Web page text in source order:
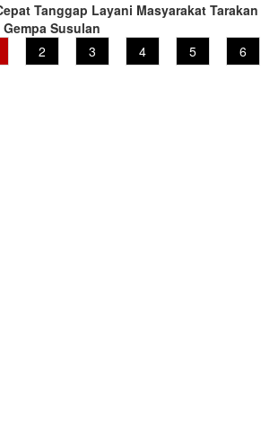
Tanggap Layani Masyarakat Tarakan
Gempa Susulan
Page
2 Page
3 Page
4 Page
5 Page
6